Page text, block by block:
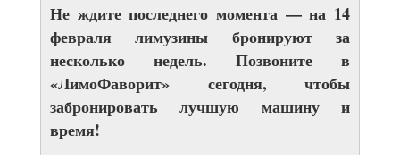
Не ждите последнего момента — на 14
февраля лимузины бронируют за
несколько недель. Позвоните в
«ЛимоФаворит» сегодня, чтобы
забронировать лучшую машину и
время!